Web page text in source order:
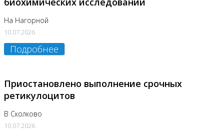
На Нагорной
10.07.2026
Подробнее
Приостановлено выполнение срочных
ретикулоцитов
В Сколково
10.07.2026